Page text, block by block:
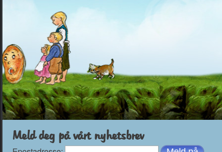
Meld deg på vårt nyhetsbrev